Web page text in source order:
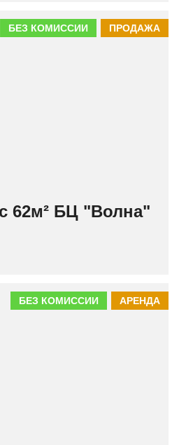
ПРОДАЖА
БЕЗ КОМИССИИ
62м² БЦ "Волна"
АРЕНДА
БЕЗ КОМИССИИ